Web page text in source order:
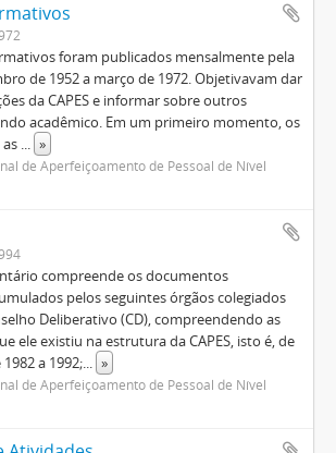
foram publicados mensalmente pela
de 1952 a março de 1972. Objetivavam dar
da CAPES e informar sobre outros
acadêmico. Em um primeiro momento, os
... »
de Aperfeiçoamento de Pessoal de Nível
compreende os documentos
pelos seguintes órgãos colegiados
Deliberativo (CD), compreendendo as
ele existiu na estrutura da CAPES, isto é, de
a 1992;... »
de Aperfeiçoamento de Pessoal de Nível